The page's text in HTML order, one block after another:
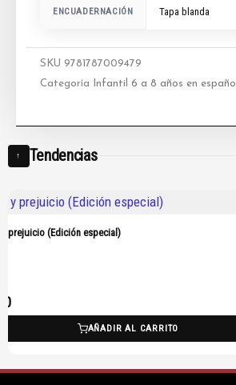
ENCUADERNACIÓN Tapa blanda
SKU 9781787009479
Categoría
Infantil 6 a 8 años en español
↑ Tendencias
prejuicio (Edición especial)
AÑADIR AL CARRITO